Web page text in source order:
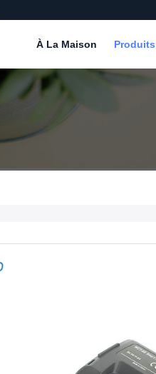
À La Maison Produits